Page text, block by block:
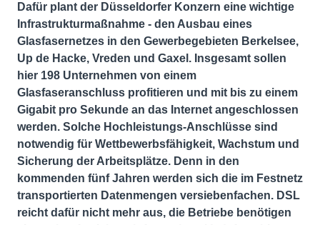
Dafür plant der Düsseldorfer Konzern eine wichtige
Infrastrukturmaßnahme - den Ausbau eines
Glasfasernetzes in den Gewerbegebieten Berkelsee,
Up de Hacke, Vreden und Gaxel. Insgesamt sollen
hier 198 Unternehmen von einem
Glasfaseranschluss profitieren und mit bis zu einem
Gigabit pro Sekunde an das Internet angeschlossen
werden. Solche Hochleistungs-Anschlüsse sind
notwendig für Wettbewerbsfähigkeit, Wachstum und
Sicherung der Arbeitsplätze. Denn in den
kommenden fünf Jahren werden sich die im Festnetz
transportierten Datenmengen versiebenfachen. DSL
reicht dafür nicht mehr aus, die Betriebe benötigen